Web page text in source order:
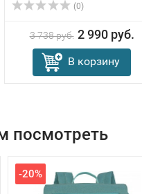
(0)
3 738 руб. 2 990 руб.
В корзину
посмотреть
-20%